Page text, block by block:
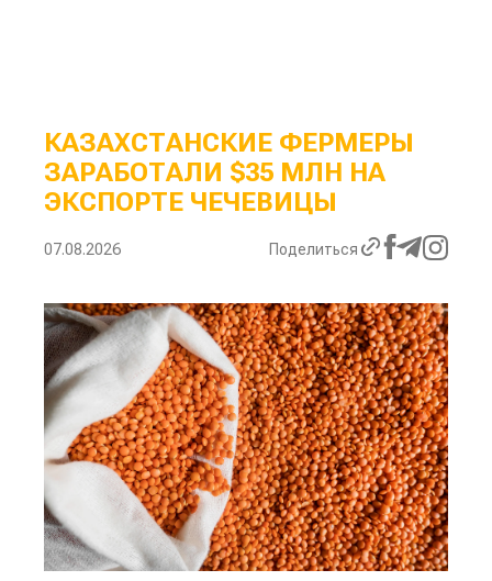
КАЗАХСТАНСКИЕ ФЕРМЕРЫ
ЗАРАБОТАЛИ $35 МЛН НА
ЭКСПОРТЕ ЧЕЧЕВИЦЫ
07.08.2026 Поделиться